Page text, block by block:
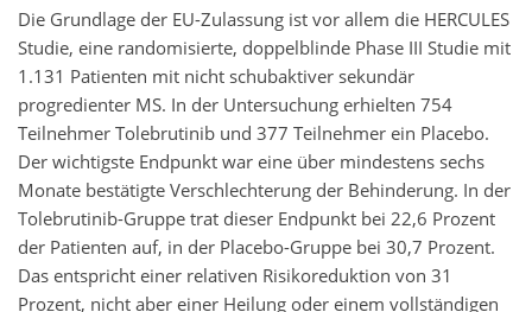
Die Grundlage der EU-Zulassung ist vor allem die HERCULES
Studie, eine randomisierte, doppelblinde Phase III Studie mit
1.131 Patienten mit nicht schubaktiver sekundär
progredienter MS. In der Untersuchung erhielten 754
Teilnehmer Tolebrutinib und 377 Teilnehmer ein Placebo.
Der wichtigste Endpunkt war eine über mindestens sechs
Monate bestätigte Verschlechterung der Behinderung. In der
Tolebrutinib-Gruppe trat dieser Endpunkt bei 22,6 Prozent
der Patienten auf, in der Placebo-Gruppe bei 30,7 Prozent.
Das entspricht einer relativen Risikoreduktion von 31
Prozent, nicht aber einer Heilung oder einem vollständigen